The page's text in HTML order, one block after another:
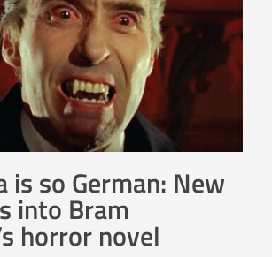
is so German: New
into Bram
horror novel